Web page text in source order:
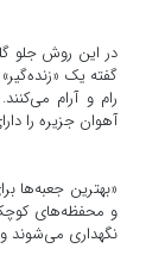
در این روش جلو
گفته یک
رام و آرام
آهوان جزیره را
«بهترین جعبه‌ها
نگهداری می‌شوند